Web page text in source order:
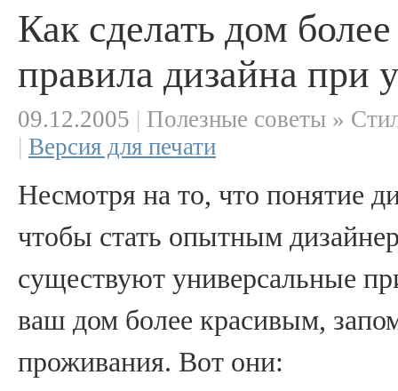
Как сделать дом
правила дизайна при
09.12.2005 | Полезные советы »
| Версия для печати
Несмотря на то, что понятие
чтобы стать опытным
существуют универсальные
ваш дом более красивым,
проживания. Вот они: